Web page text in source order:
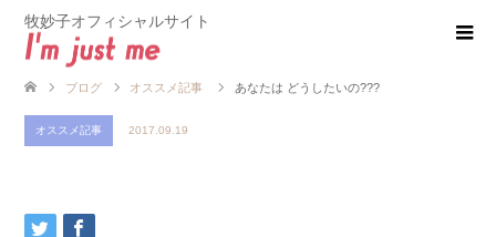
牧妙子オフィシャルサイト
ブログ オススメ記事 あなたは どうしたいの???
オススメ記事 2017.09.19